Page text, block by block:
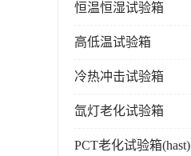
恒温恒湿试验箱
高低温试验箱
冷热冲击试验箱
氙灯老化试验箱
PCT老化试验箱(hast)